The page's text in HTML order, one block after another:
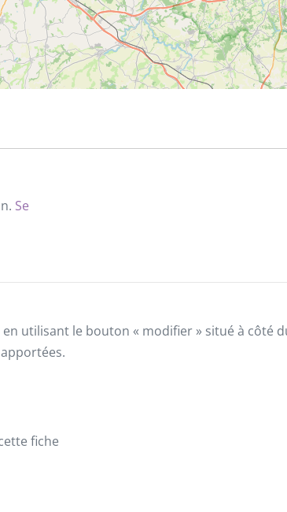
Se
utilisant le bouton « modifier » situé à côté
fiche